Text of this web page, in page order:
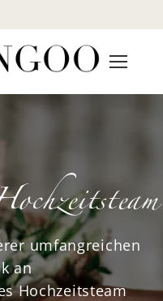
umfangreichen
an
Hochzeitsteam